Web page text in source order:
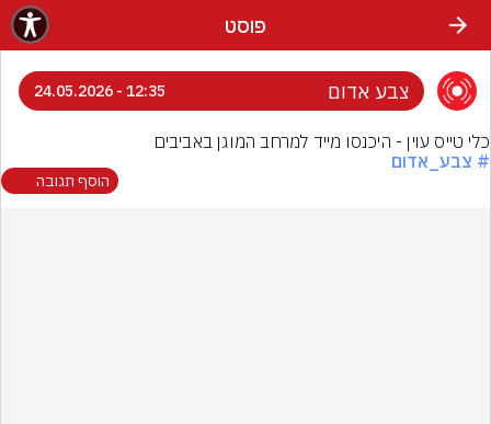
פוסט
צבע אדום 12:35 - 24.05.2026
כלי טייס עוין - היכנסו מייד למרחב המוגן באביבים
# צבע_אדום
הוסף תגובה